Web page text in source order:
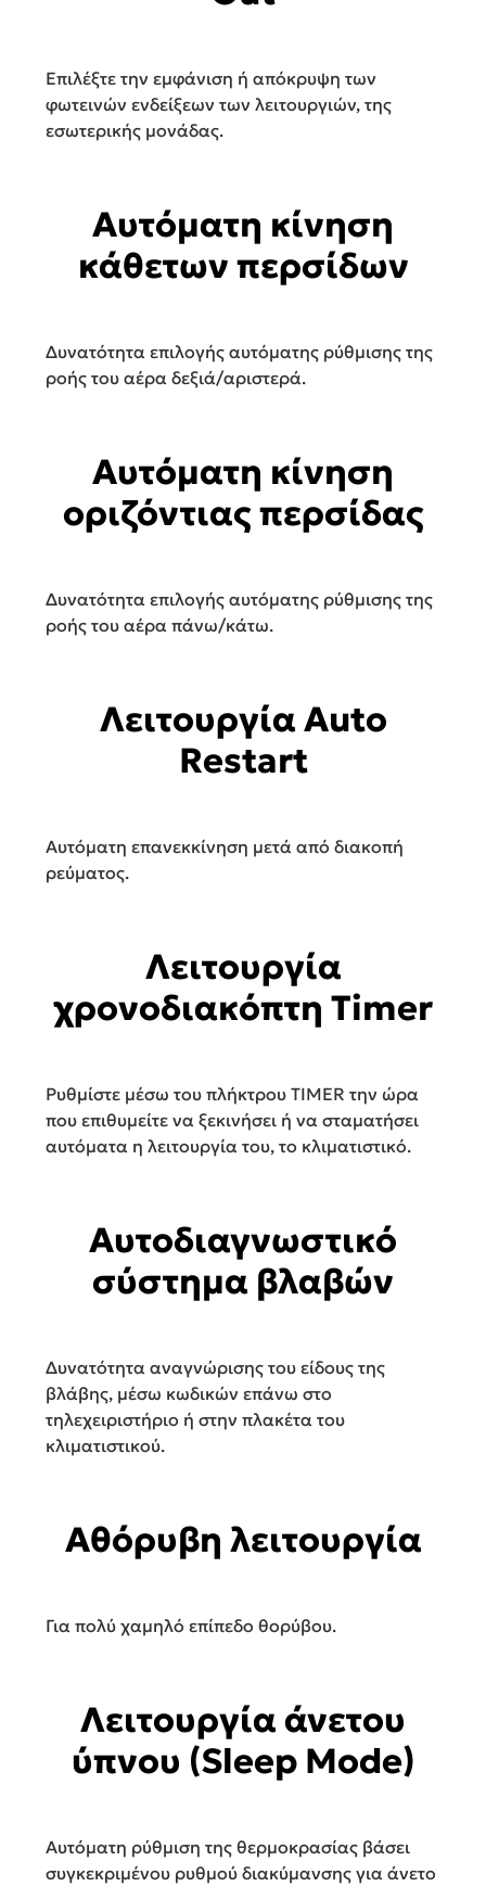
Επιλέξτε την εμφάνιση ή απόκρυψη των
φωτεινών ενδείξεων των λειτουργιών, της
εσωτερικής μονάδας.
Αυτόματη κίνηση
κάθετων περσίδων
Δυνατότητα επιλογής αυτόματης ρύθμισης της
ροής του αέρα δεξιά/αριστερά.
Αυτόματη κίνηση
οριζόντιας περσίδας
Δυνατότητα επιλογής αυτόματης ρύθμισης της
ροής του αέρα πάνω/κάτω.
Λειτουργία Auto
Restart
Αυτόματη επανεκκίνηση μετά από διακοπή
ρεύματος.
Λειτουργία
χρονοδιακόπτη Timer
Ρυθμίστε μέσω του πλήκτρου TIMER την ώρα
που επιθυμείτε να ξεκινήσει ή να σταματήσει
αυτόματα η λειτουργία του, το κλιματιστικό.
Αυτοδιαγνωστικό
σύστημα βλαβών
Δυνατότητα αναγνώρισης του είδους της
βλάβης, μέσω κωδικών επάνω στο
τηλεχειριστήριο ή στην πλακέτα του
κλιματιστικού.
Αθόρυβη λειτουργία
Για πολύ χαμηλό επίπεδο θορύβου.
Λειτουργία άνετου
ύπνου (Sleep Mode)
Αυτόματη ρύθμιση της θερμοκρασίας βάσει
συγκεκριμένου ρυθμού διακύμανσης για άνετο